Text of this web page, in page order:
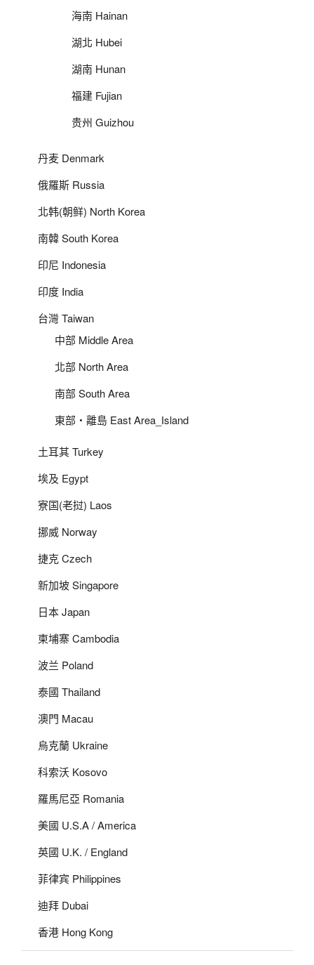
海南 Hainan
湖北 Hubei
湖南 Hunan
福建 Fujian
贵州 Guizhou
丹麦 Denmark
俄羅斯 Russia
北韩(朝鲜) North Korea
南韓 South Korea
印尼 Indonesia
印度 India
台灣 Taiwan
中部 Middle Area
北部 North Area
南部 South Area
東部‧離島 East Area_Island
土耳其 Turkey
埃及 Egypt
寮国(老挝) Laos
挪威 Norway
捷克 Czech
新加坡 Singapore
日本 Japan
柬埔寨 Cambodia
波兰 Poland
泰國 Thailand
澳門 Macau
烏克蘭 Ukraine
科索沃 Kosovo
羅馬尼亞 Romania
美國 U.S.A / America
英國 U.K. / England
菲律宾 Philippines
迪拜 Dubai
香港 Hong Kong